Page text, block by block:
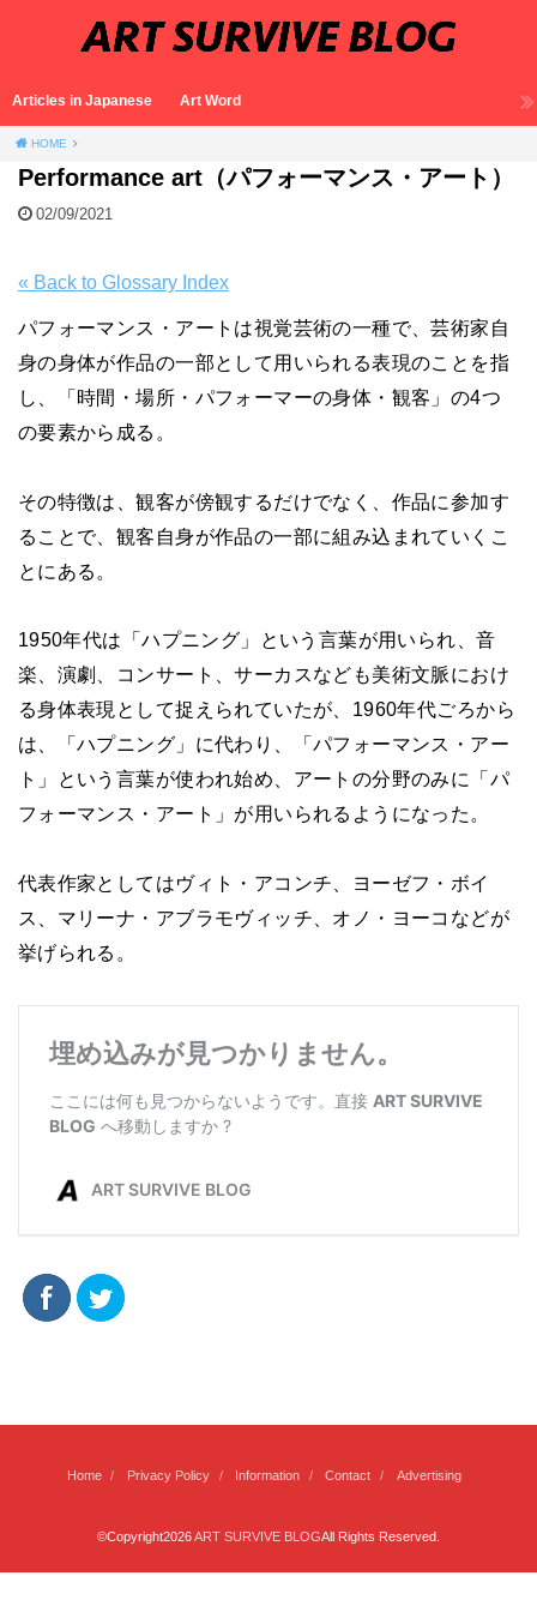
Articles in Japanese Art Word
HOME
Performance art（パフォーマンス・アート）
02/09/2021
« Back to Glossary Index
パフォーマンス・アートは視覚芸術の一種で、芸術家自
身の身体が作品の一部として用いられる表現のことを指
し、「時間・場所・パフォーマーの身体・観客」の4つ
の要素から成る。
その特徴は、観客が傍観するだけでなく、作品に参加す
ることで、観客自身が作品の一部に組み込まれていくこ
とにある。
1950年代は「ハプニング」という言葉が用いられ、音
楽、演劇、コンサート、サーカスなども美術文脈におけ
る身体表現として捉えられていたが、1960年代ごろから
は、「ハプニング」に代わり、「パフォーマンス・アー
ト」という言葉が使われ始め、アートの分野のみに「パ
フォーマンス・アート」が用いられるようになった。
代表作家としてはヴィト・アコンチ、ヨーゼフ・ボイ
ス、マリーナ・アブラモヴィッチ、オノ・ヨーコなどが
挙げられる。
Home Privacy Policy Information Contact Advertising
©Copyright2026ART SURVIVE BLOGAll Rights Reserved.